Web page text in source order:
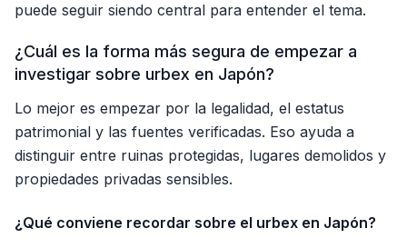
puede seguir siendo central para entender el tema.
¿Cuál es la forma más segura de empezar a
investigar sobre urbex en Japón?
Lo mejor es empezar por la legalidad, el estatus
patrimonial y las fuentes verificadas. Eso ayuda a
distinguir entre ruinas protegidas, lugares demolidos y
propiedades privadas sensibles.
¿Qué conviene recordar sobre el urbex en Japón?